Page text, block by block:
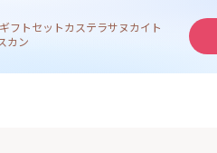
ギフトセットカステラサヌカイト
カン